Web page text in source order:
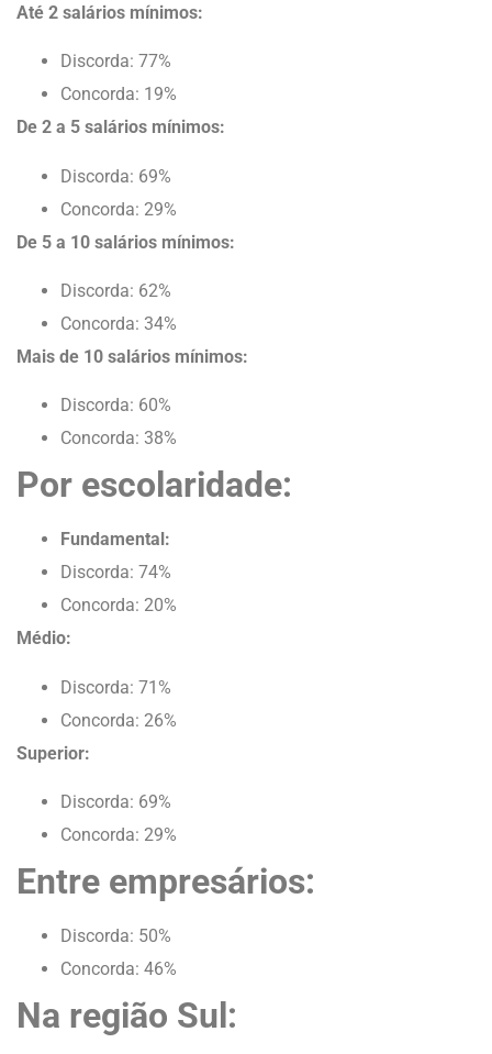
Até 2 salários mínimos:
Discorda: 77%
Concorda: 19%
De 2 a 5 salários mínimos:
Discorda: 69%
Concorda: 29%
De 5 a 10 salários mínimos:
Discorda: 62%
Concorda: 34%
Mais de 10 salários mínimos:
Discorda: 60%
Concorda: 38%
Por escolaridade:
Fundamental:
Discorda: 74%
Concorda: 20%
Médio:
Discorda: 71%
Concorda: 26%
Superior:
Discorda: 69%
Concorda: 29%
Entre empresários:
Discorda: 50%
Concorda: 46%
Na região Sul: